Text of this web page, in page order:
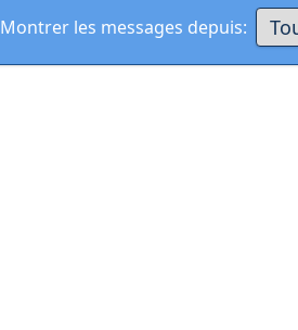
Montrer les messages depuis: